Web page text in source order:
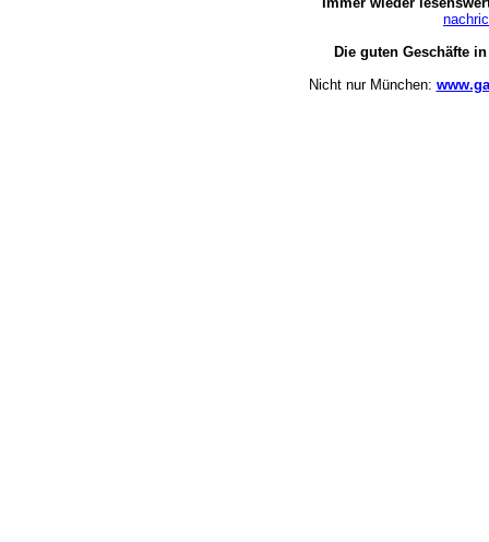
Die guten Geschäfte
Nicht nur München: